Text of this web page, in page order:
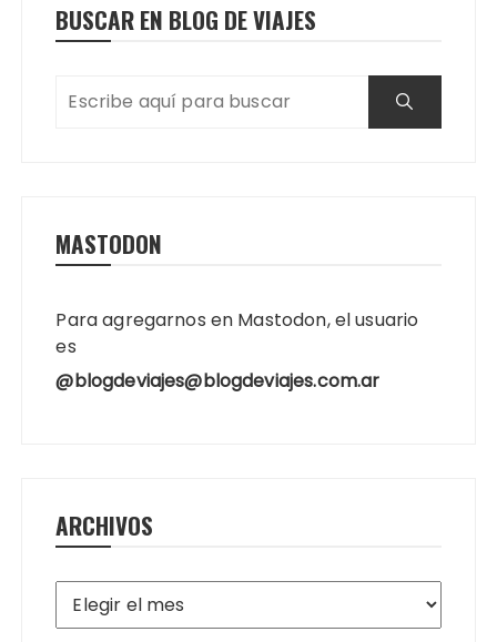
BUSCAR EN BLOG DE VIAJES
MASTODON
Para agregarnos en Mastodon, el usuario
es
@blogdeviajes@blogdeviajes.com.ar
ARCHIVOS
Archivos